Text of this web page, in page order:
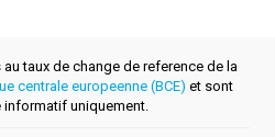
taux de change de reference de la
centrale europeenne (BCE) et sont
informatif uniquement.